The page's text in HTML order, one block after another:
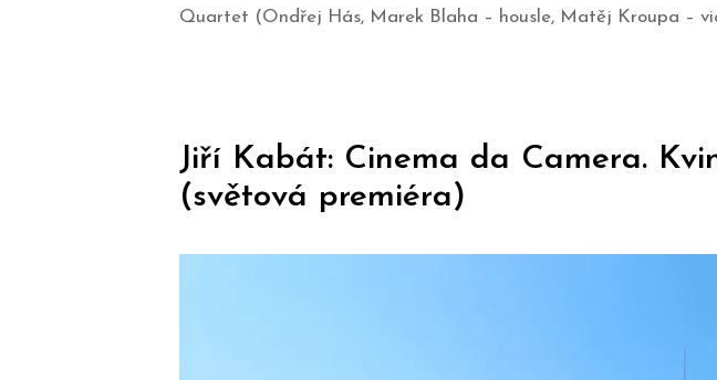
Quartet (Ondřej Hás, Marek Blaha – housle, Matěj Kroupa –
Jiří Kabát: Cinema da Camera.
(světová premiéra)